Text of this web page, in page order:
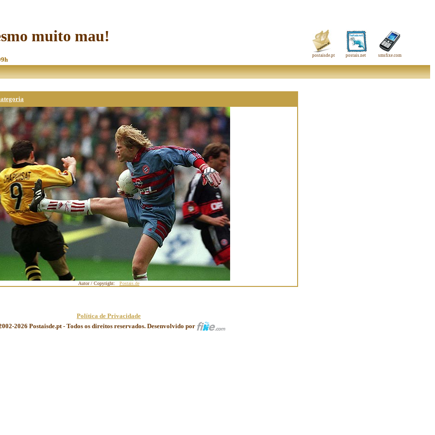
muito mau!
postaisde.pt postais.net smsfixe.com
Autor / Copyright: Postais.de
Política de Privacidade
2026 Postaisde.pt - Todos os direitos reservados. Desenvolvido por